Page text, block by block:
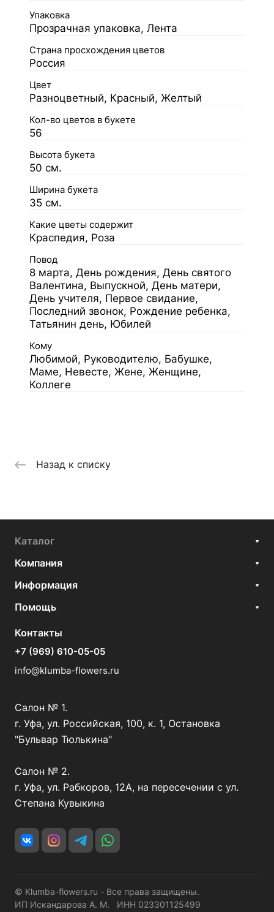
Упаковка
Прозрачная упаковка, Лента
Страна просхождения цветов
Россия
Цвет
Разноцветный, Красный, Желтый
Кол-во цветов в букете
56
Высота букета
50 см.
Ширина букета
35 см.
Какие цветы содержит
Краспедия, Роза
Повод
8 марта, День рождения, День святого
Валентина, Выпускной, День матери,
День учителя, Первое свидание,
Последний звонок, Рождение ребенка,
Татьянин день, Юбилей
Кому
Любимой, Руководителю, Бабушке,
Маме, Невесте, Жене, Женщине,
Коллеге
Назад к списку
Каталог
Компания
Информация
Помощь
Контакты
+7 (969) 610-05-05
info@klumba-flowers.ru
Салон № 1.
г. Уфа, ул. Российская, 100, к. 1, Остановка
"Бульвар Тюлькина"
Салон № 2.
г. Уфа, ул. Рабкоров, 12А, на пересечении с ул.
Степана Кувыкина
© Klumba-flowers.ru - Все права защищены.
ИП Искандарова А. М. ИНН 023301125499